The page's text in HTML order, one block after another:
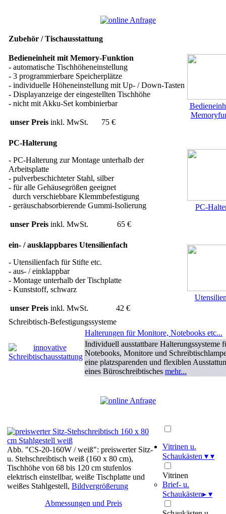
Zubehör / Tischausstattung
Bedieneinheit mit Memory-Funktion
- automatische Tischhöheneinstellung
- 3 programmierbare Speicherplätze
- individuelle Höheneinstellung mit Up- / Down-Tasten
- Displayanzeige der eingestellten Tischhöhe
- nicht mit Akku-Set kombinierbar
unser Preis inkl. MwSt. 75 €
PC-Halterung
- PC-Halterung zur Montage unterhalb der
Arbeitsplatte
- pulverbeschichteter Stahl, silber
- für alle Gehäusegrößen geeignet
durch verschiebbare Klemmbefestigung
- geräuschabsorbierende Gummi-Isolierung
unser Preis inkl. MwSt. 65 €
PC-
ein- / ausklappbares Utensilienfach
- Utensilienfach für Stifte etc.
- aus- / einklappbar
- Montage unterhalb der Tischplatte
- Kunststoff, schwarz
unser Preis inkl. MwSt. 42 €
Schreibtisch-Befestigungssysteme
Halterungen für Monitore, Notebooks etc...
Individuell ausstattbare Halterungssysteme
Notebooks, Monitore und
eine platzsparenden und flexiblen
eines Büroschreibtisches mehr...
Abb. "CS-20-160W / weiß": preiswerter Sitz-
u. Stehschreibtisch weiß (160 x 80 cm),
Tischhöhe von 68 bis 120 cm stufenlos
elektrisch einstellbar, weiße Tischplatte und
weißes Stahlgestell, Bildvergrößerung
Abmessungen und Preis
Vitrinen u.
Schaukästen ▾ ▾
Vitrinen
Brief- u.
Schaukästen▸ ▾